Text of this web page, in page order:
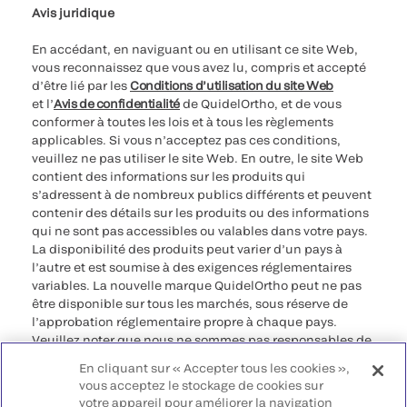
Avis juridique
En accédant, en naviguant ou en utilisant ce site Web,
vous reconnaissez que vous avez lu, compris et accepté
d’être lié par lesConditions d’utilisation du site Web
et l’Avis de confidentialitéde QuidelOrtho, et de vous
conformer à toutes les lois et à tous les règlements
applicables. Si vous n’acceptez pas ces conditions,
veuillez ne pas utiliser le site Web. En outre, le site Web
contient des informations sur les produits qui
s’adressent à de nombreux publics différents et peuvent
contenir des détails sur les produits ou des informations
qui ne sont pas accessibles ou valables dans votre pays.
La disponibilité des produits peut varier d’un pays à
l’autre et est soumise à des exigences réglementaires
variables. La nouvelle marque QuidelOrtho peut ne pas
être disponible sur tous les marchés, sous réserve de
l’approbation réglementaire propre à chaque pays.
Veuillez noter que nous ne sommes pas responsables de
conformes à une procédure légale, à une
réglementation, à un enregistrement ou à un usage dans
En cliquant sur « Accepter tous les cookies »,
vous acceptez le stockage de cookies sur
votre appareil pour améliorer la navigation